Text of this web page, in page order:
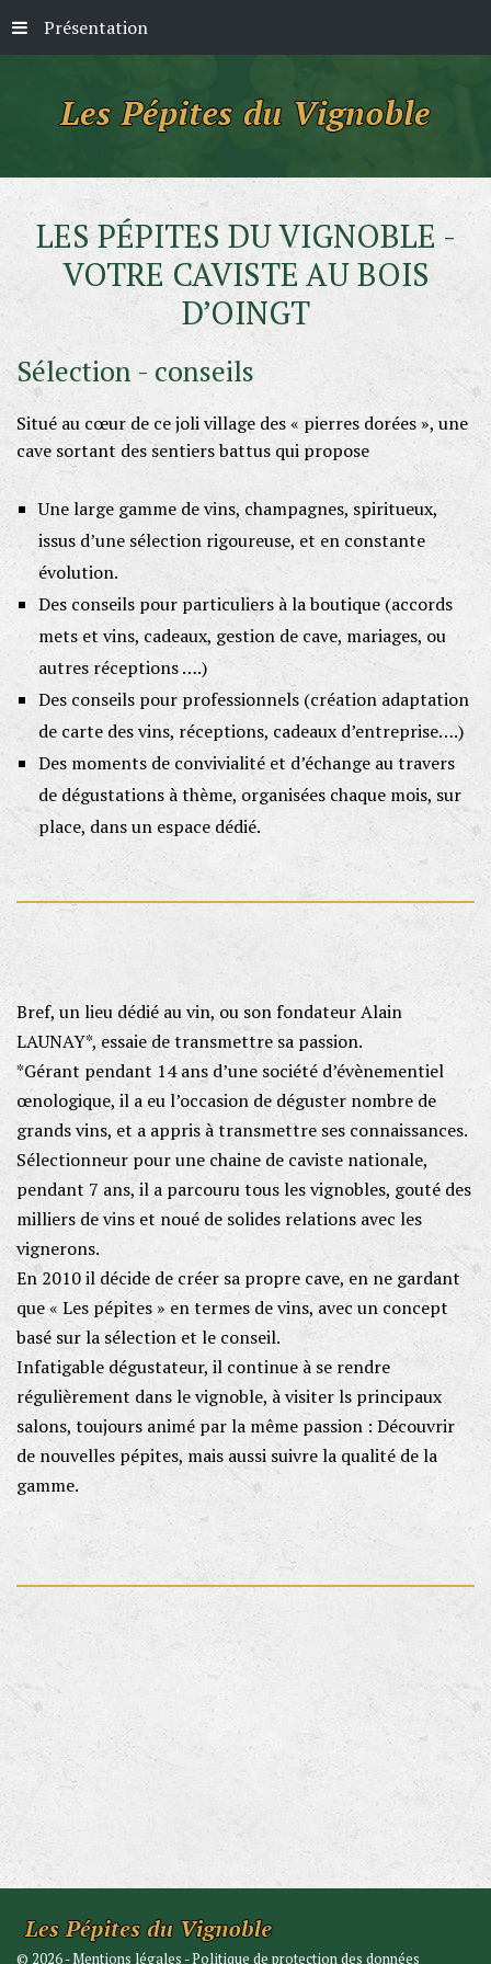
Présentation
LES PÉPITESDUVIGNOBLE -
VOTRE CAVISTEAUBOIS
D’OINGT
Sélection - conseils
Situé au cœur de ce joli village des « pierres dorées », une
cave sortant des sentiers battus qui propose
Une large gamme de vins, champagnes, spiritueux,
issus d’une sélection rigoureuse, et en constante
évolution.
Des conseils pour particuliers à la boutique (accords
mets et vins, cadeaux, gestion de cave, mariages, ou
autres réceptions ….)
Des conseils pour professionnels (création adaptation
de carte des vins, réceptions, cadeaux d’entreprise….)
Des moments de convivialité et d’échange au travers
de dégustations à thème, organisées chaque mois, sur
place, dans un espace dédié.
Bref, un lieu dédié au vin, ou son fondateur Alain
LAUNAY*, essaie de transmettre sa passion.
*Gérant pendant 14 ans d’une société d’évènementiel
œnologique, il a eu l’occasion de déguster nombre de
grands vins, et a appris à transmettre ses connaissances.
Sélectionneur pour une chaine de caviste nationale,
pendant 7 ans, il a parcouru tous les vignobles, gouté des
milliers de vins et noué de solides relations avec les
vignerons.
En 2010 il décide de créer sa propre cave, en ne gardant
que « Les pépites » en termes de vins, avec un concept
basé sur la sélection et le conseil.
Infatigable dégustateur, il continue à se rendre
régulièrement dans le vignoble, à visiter ls principaux
salons, toujours animé par la même passion : Découvrir
de nouvelles pépites, mais aussi suivre la qualité de la
gamme.
© 2026-Mentions légales -Politique de protection des données